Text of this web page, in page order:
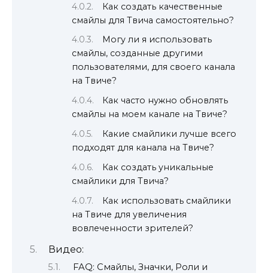
Как создать качественные
смайлы для Твича самостоятельно?
Могу ли я использовать
смайлы, созданные другими
пользователями, для своего канала
на Твиче?
Как часто нужно обновлять
смайлы на моем канале на Твиче?
Какие смайлики лучше всего
подходят для канала на Твиче?
Как создать уникальные
смайлики для Твича?
Как использовать смайлики
на Твиче для увеличения
вовлеченности зрителей?
Видео:
FAQ: Смайлы, Значки, Роли и